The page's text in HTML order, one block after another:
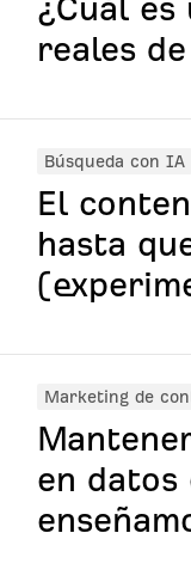
¿Cuál es
reales
Búsqueda con IA
El
hasta
Marketing de
en datos